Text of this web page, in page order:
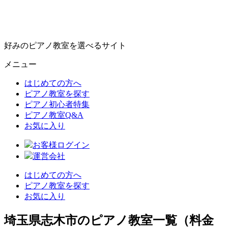
好みのピアノ教室を選べるサイト
メニュー
はじめての方へ
ピアノ教室を探す
ピアノ初心者特集
ピアノ教室Q&A
お気に入り
お客様ログイン
運営会社
はじめての方へ
ピアノ教室を探す
お気に入り
埼玉県志木市のピアノ教室一覧（料金